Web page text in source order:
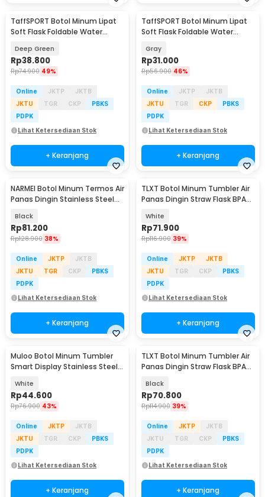
TaffSPORT Botol Minum Lipat
Soft Flask Foldable Water
Deep Green
Rp38.800
Rp74.900 49%
Online JKTP
JKTB
JKTU
TGR CKP
PBKS
PDPK
Lihat Ketersediaan Stok
+ Keranjang
TaffSPORT Botol Minum Lipat
Soft Flask Foldable Water
Gray
Rp31.000
Rp56.900 46%
Online JKTP
JKTB
JKTU
TGR CKP
PBKS
PDPK
Lihat Ketersediaan Stok
+ Keranjang
NARMEI Botol Minum Termos Air
Panas Dingin Stainless Steel
Black
Rp81.200
Rp128.900 38%
Online JKTP
JKTB
JKTU
TGR CKP
PBKS
PDPK
Lihat Ketersediaan Stok
+ Keranjang
TLXT Botol Minum Tumbler Air
Panas Dingin Straw Flask BPA
White
Rp71.900
Rp116.900 39%
Online JKTP
JKTB
JKTU
TGR CKP
PBKS
PDPK
Lihat Ketersediaan Stok
+ Keranjang
Muloo Botol Minum Tumbler
Smart Display Stainless Steel
White
Rp44.600
Rp76.900 43%
Online JKTP
JKTB
JKTU
TGR CKP
PBKS
PDPK
Lihat Ketersediaan Stok
+ Keranjang
TLXT Botol Minum Tumbler Air
Panas Dingin Straw Flask BPA
Black
Rp70.800
Rp114.900 39%
Online JKTP
JKTB
JKTU
TGR CKP
PBKS
PDPK
Lihat Ketersediaan Stok
+ Keranjang